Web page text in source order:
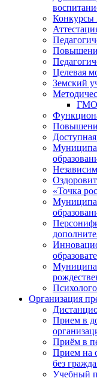
Конкурсы
Целевая
Земский
ГМО
«Точка
Организация
Прием в
Приём в
Прием на
без
Учебный